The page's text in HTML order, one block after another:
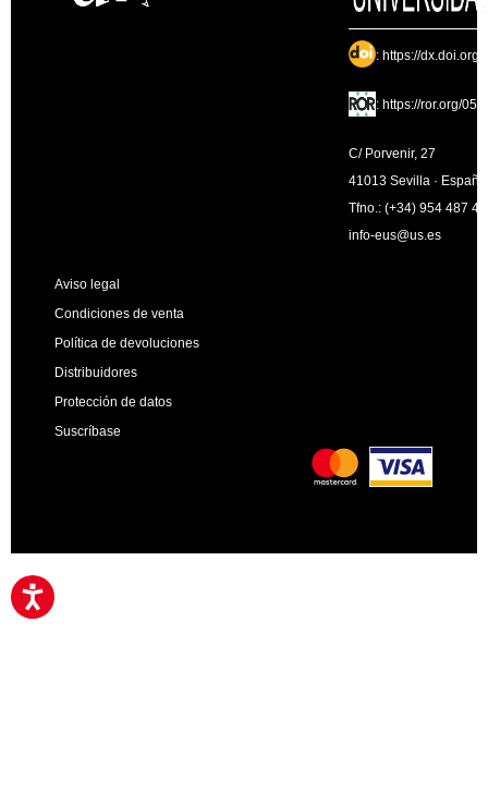
: https://dx.doi.org/
: https://ror.org/
C/ Porvenir, 27
41013 Sevilla · España
Tfno.: (+34) 954 487
info-eus@us.es
Aviso legal
Condiciones de venta
Política de devoluciones
Distribuidores
Protección de datos
Suscríbase